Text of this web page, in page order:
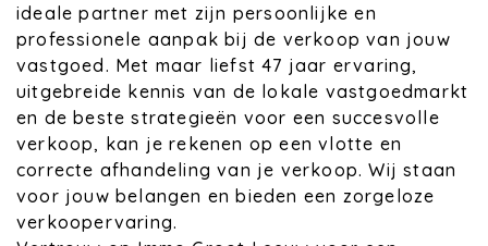
ideale partner met zijn persoonlijke en
professionele aanpak bij de verkoop van jouw
vastgoed. Met maar liefst 47 jaar ervaring,
uitgebreide kennis van de lokale vastgoedmarkt
en de beste strategieën voor een succesvolle
verkoop, kan je rekenen op een vlotte en
correcte afhandeling van je verkoop. Wij staan
voor jouw belangen en bieden een zorgeloze
verkoopervaring.